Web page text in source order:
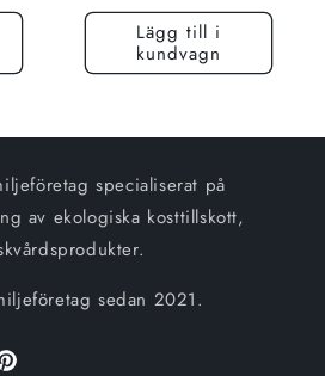
Lägg till i
kundvagn
specialiserat på
av ekologiska kosttillskott,
sedan 2021.